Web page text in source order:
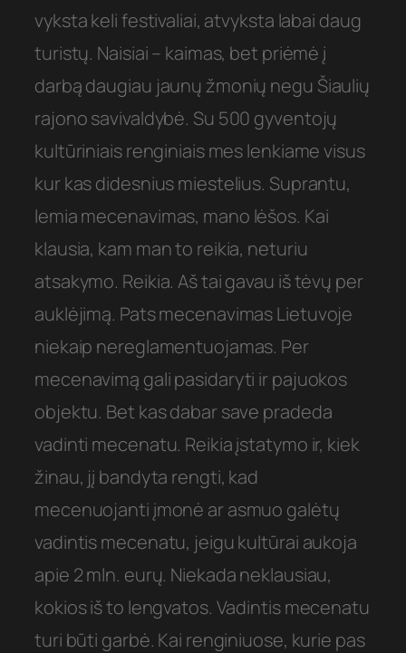
vyksta keli festivaliai, atvyksta labai daug
turistų. Naisiai – kaimas, bet priėmė į
darbą daugiau jaunų žmonių negu Šiaulių
rajono savivaldybė. Su 500 gyventojų
kultūriniais renginiais mes lenkiame visus
kur kas didesnius miestelius. Suprantu,
lemia mecenavimas, mano lėšos. Kai
klausia, kam man to reikia, neturiu
atsakymo. Reikia. Aš tai gavau iš tėvų per
auklėjimą. Pats mecenavimas Lietuvoje
niekaip nereglamentuojamas. Per
mecenavimą gali pasidaryti ir pajuokos
objektu. Bet kas dabar save pradeda
vadinti mecenatu. Reikia įstatymo ir, kiek
žinau, jį bandyta rengti, kad
mecenuojanti įmonė ar asmuo galėtų
vadintis mecenatu, jeigu kultūrai aukoja
apie 2 mln. eurų. Niekada neklausiau,
kokios iš to lengvatos. Vadintis mecenatu
turi būti garbė. Kai renginiuose, kurie pas